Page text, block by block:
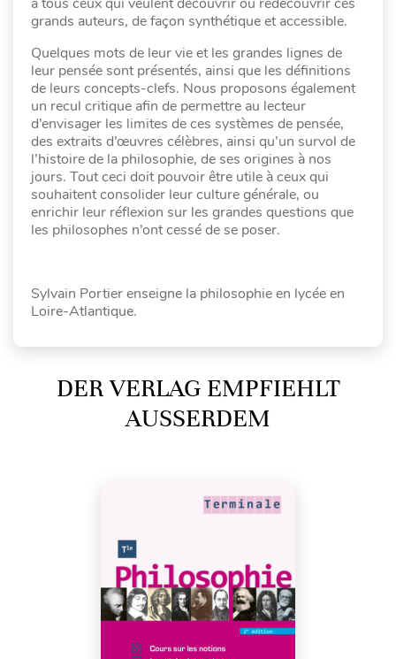
grands auteurs, de façon synthétique et accessible.
Quelques mots de leur vie et les grandes lignes de
leur pensée sont présentés, ainsi que les définitions
de leurs concepts-clefs. Nous proposons également
un recul critique afin de permettre au lecteur
d’envisager les limites de ces systèmes de pensée,
des extraits d’œuvres célèbres, ainsi qu’un survol de
l’histoire de la philosophie, de ses origines à nos
jours. Tout ceci doit pouvoir être utile à ceux qui
souhaitent consolider leur culture générale, ou
enrichir leur réflexion sur les grandes questions que
les philosophes n’ont cessé de se poser.
Sylvain Portier enseigne la philosophie en lycée en
Loire-Atlantique.
DER VERLAG EMPFIEHLT
AUSSERDEM